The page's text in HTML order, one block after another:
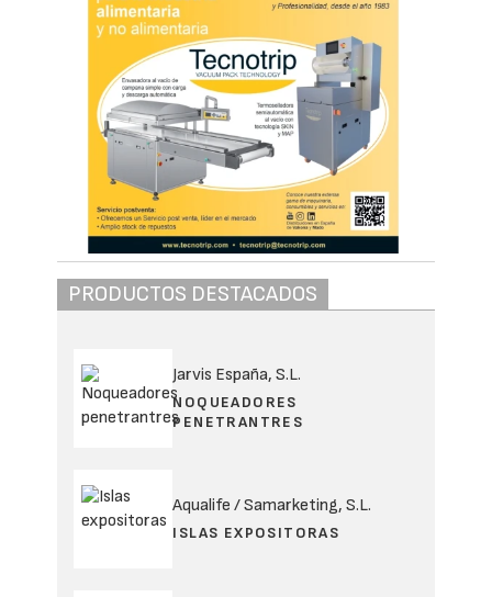
PRODUCTOS DESTACADOS
Jarvis España, S.L.
NOQUEADORES
PENETRANTRES
Aqualife / Samarketing, S.L.
ISLAS EXPOSITORAS